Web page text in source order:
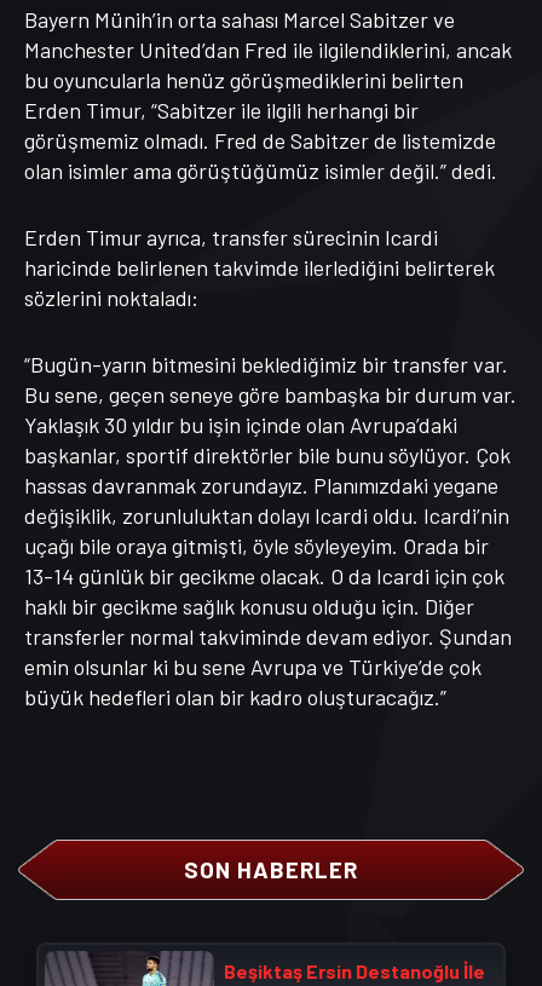
Bayern Münih’in orta sahası Marcel Sabitzer ve
Manchester United’dan Fred ile ilgilendiklerini, ancak
bu oyuncularla henüz görüşmediklerini belirten
Erden Timur, “Sabitzer ile ilgili herhangi bir
görüşmemiz olmadı. Fred de Sabitzer de listemizde
olan isimler ama görüştüğümüz isimler değil.” dedi.
Erden Timur ayrıca, transfer sürecinin Icardi
haricinde belirlenen takvimde ilerlediğini belirterek
sözlerini noktaladı:
“Bugün-yarın bitmesini beklediğimiz bir transfer var.
Bu sene, geçen seneye göre bambaşka bir durum var.
Yaklaşık 30 yıldır bu işin içinde olan Avrupa’daki
başkanlar, sportif direktörler bile bunu söylüyor. Çok
hassas davranmak zorundayız. Planımızdaki yegane
değişiklik, zorunluluktan dolayı Icardi oldu. Icardi’nin
uçağı bile oraya gitmişti, öyle söyleyeyim. Orada bir
13-14 günlük bir gecikme olacak. O da Icardi için çok
haklı bir gecikme sağlık konusu olduğu için. Diğer
transferler normal takviminde devam ediyor. Şundan
emin olsunlar ki bu sene Avrupa ve Türkiye’de çok
büyük hedefleri olan bir kadro oluşturacağız.”
SON HABERLER
Beşiktaş Ersin Destanoğlu İle